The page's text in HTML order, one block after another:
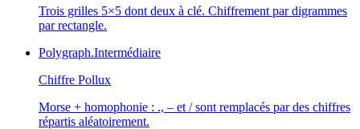
Trois grilles 5×5 dont deux à clé. Chiffrement par digrammes
par rectangle.
Polygraph.Intermédiaire
Chiffre Pollux
Morse + homophonie : ., – et / sont remplacés par des chiffres
répartis aléatoirement.